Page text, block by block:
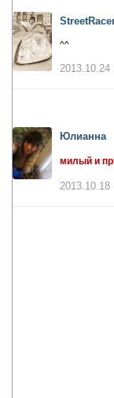
^^
2013.10.24
Юлиaннa
милый и
2013.10.18